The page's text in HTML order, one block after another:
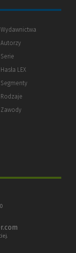
Wydawnictwa
Autorzy
Serie
Hasła LEX
Segmenty
Rodzaje
Zawody